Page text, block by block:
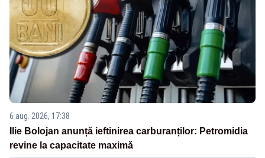
6 aug. 2026, 17:38
Ilie Bolojan anunță ieftinirea carburanților: Petromidia
revine la capacitate maximă